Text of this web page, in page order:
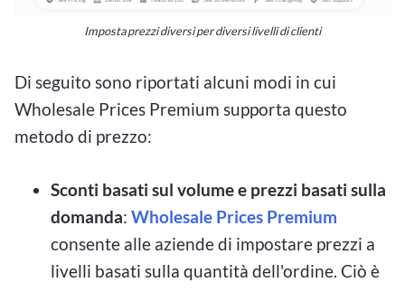
Imposta prezzi diversi per diversi livelli di clienti
Di seguito sono riportati alcuni modi in cui
Wholesale Prices Premium supporta questo
metodo di prezzo:
Sconti basati sul volume e prezzi basati sulla
domanda: Wholesale Prices Premium
consente alle aziende di impostare prezzi a
livelli basati sulla quantità dell'ordine. Ciò è